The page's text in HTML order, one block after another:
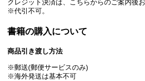
クレジット決済は、こちらからのご案内後お
※代引不可。
書籍の購入について
商品引き渡し方法
※郵送(郵便サービスのみ)
※海外発送は基本不可